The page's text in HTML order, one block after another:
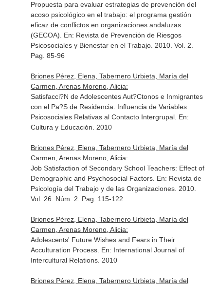
Propuesta para evaluar estrategias de prevención del
acoso psicológico en el trabajo: el programa gestión
eficaz de conflictos en organizaciones andaluzas
(GECOA). En: Revista de Prevención de Riesgos
Psicosociales y Bienestar en el Trabajo. 2010. Vol. 2.
Pag. 85-96
Briones Pérez, Elena, Tabernero Urbieta, María del
Carmen, Arenas Moreno, Alicia:
Satisfacci?N de Adolescentes Aut?Ctonos e Inmigrantes
con el Pa?S de Residencia. Influencia de Variables
Psicosociales Relativas al Contacto Intergrupal. En:
Cultura y Educación . 2010
Briones Pérez, Elena, Tabernero Urbieta, María del
Carmen, Arenas Moreno, Alicia:
Job Satisfaction of Secondary School Teachers: Effect of
Demographic and Psychosocial Factors. En: Revista de
Psicología del Trabajo y de las Organizaciones. 2010.
Vol. 26. Núm. 2. Pag. 115-122
Briones Pérez, Elena, Tabernero Urbieta, María del
Carmen, Arenas Moreno, Alicia:
Adolescents' Future Wishes and Fears in Their
Acculturation Process. En: International Journal of
Intercultural Relations. 2010
Briones Pérez, Elena, Tabernero Urbieta, María del